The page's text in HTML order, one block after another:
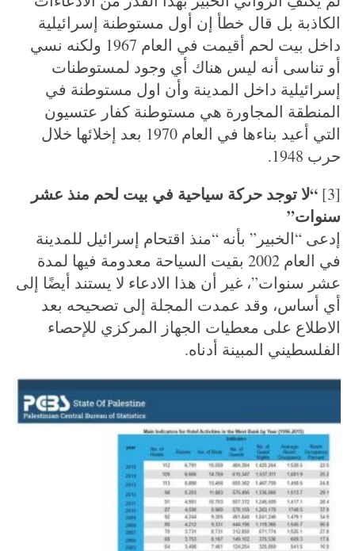
الكاذبة بل قال خطأ إن أول مستوطنة إسرائيلية
داخل بيت لحم أقيمت في العام 1967 ولكنه نسي
أو تناسى أنه ليس هناك أي وجود لمستوطنات
إسرائيلية داخل المدينة وأن اول مستوطنة في
المنطقة المجاورة هي مستوطنة كفار عتسيون
التي أعيد بناءها في العام 1970 بعد إخلائها خلال
حرب 1948.
[3]
“لا توجد حركة سياحية في بيت لحم منذ عشر
سنوات”
إدعى “الخبير” بأنه “منذ اقتحام إسرائيل للمدينة
في العام 2002 بقيت السياحة معدومة فيها لمدة
عشر سنوات”، غير أن هذا الادعاء لا يستند أيضًا إلى
أي أساس، وقد عمدت المجلة إلى تصحيحه بعد
الاطلاع على معطيات الجهاز المركزي للإحصاء
الفلسطيني المبينة أدناه.